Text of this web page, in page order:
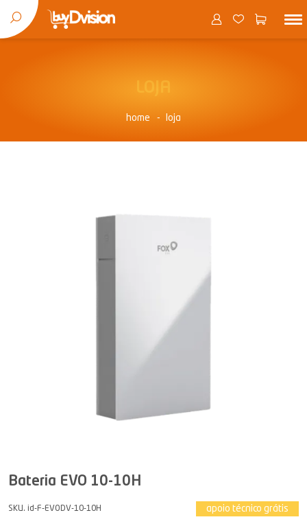
home loja
Bateria EVO 10-10H
SKU. id-F-EVODV-10-10H apoio técnico grátis